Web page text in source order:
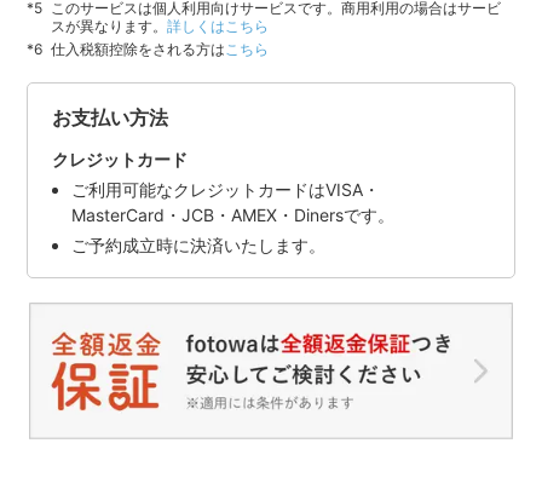
このサービスは個人利用向けサービスです。商用利用の場合はサービ
スが異なります。詳しくはこちら
仕入税額控除をされる方は こちら
お支払い方法
クレジットカード
ご利用可能なクレジットカードはVISA・
MasterCard・JCB・AMEX・Dinersです。
ご予約成立時に決済いたします。